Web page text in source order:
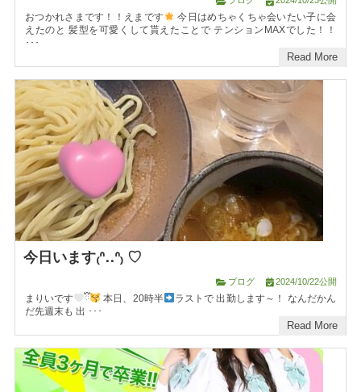
おつかれさまです！！えまです
今日はめちゃくちゃ会いたい子に会
えたのと 髪型を可愛くして貰えたことで テンションMAXでした！！
･･･
Read More
今日います₍ᐢ‥ᐢ₎ ♡
ブログ 2024/10/22公開
まりいです ྀི 本日、20時半
ラストで 出勤します～！ なんだかん
だ先週末も 出 ･･･
Read More